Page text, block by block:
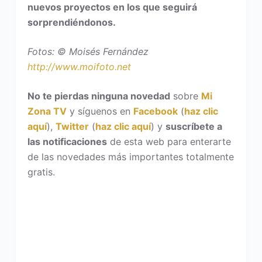
nuevos proyectos en los que seguirá
sorprendiéndonos.
Fotos: © Moisés Fernández
http://www.moifoto.net
No te pierdas ninguna novedad sobre Mi
Zona TVy síguenos en Facebook(haz clic
aquí), Twitter(haz clic aquí) y suscríbete a
las notificacionesde esta web para enterarte
de las novedades más importantes totalmente
gratis.